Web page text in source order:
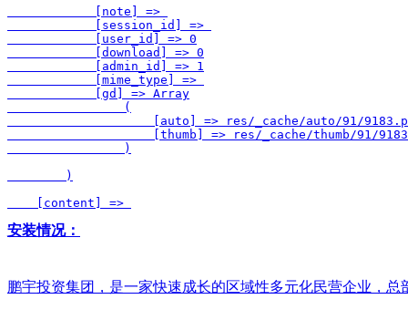
            [note] =>
            [session_id] =>
            [user_id] => 0
            [download] => 0
            [admin_id] => 1
            [mime_type] =>
            [gd] => Array
                (
[auto] => res/_cache/auto/91/
[thumb] => res/_cache/thumb/91/
                )
        )
    [content] =>
安装情况：
鹏宇投资集团，是一家快速成长的区域性多元化民营企业，